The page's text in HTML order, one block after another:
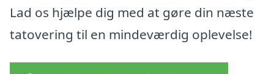
Lad os hjælpe dig med at gøre din næste
tatovering til en mindeværdig oplevelse!